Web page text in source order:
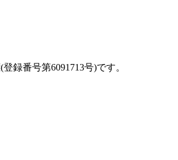
録番号第6091713号)です。